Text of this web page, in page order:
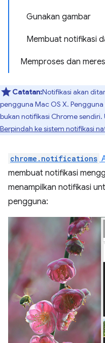
Gunakan gambar
Membuat notifikasi
Memproses dan
Catatan:Notifikasi akan
pengguna Mac OS X.
bukan notifikasi Chrome
Berpindah ke sistem notifikasi
chrome.notifications
membuat notifikasi
menampilkan notifikasi
pengguna: